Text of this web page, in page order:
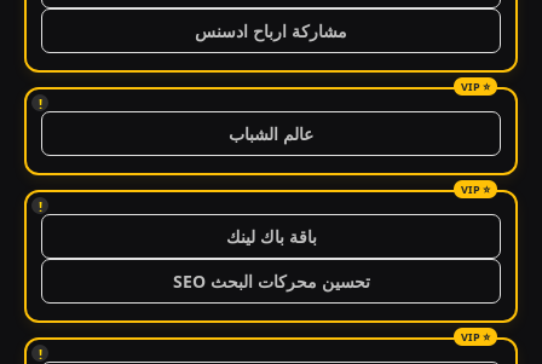
مشاركة ارباح ادسنس
!
عالم الشباب
!
باقة باك لينك
تحسين محركات البحث SEO
!